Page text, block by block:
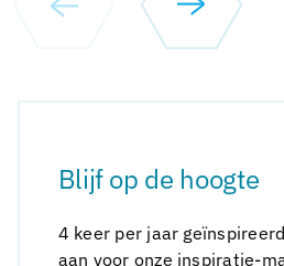
Blijf op de hoogte
4 keer per jaar
aan voor onze inspiratie-